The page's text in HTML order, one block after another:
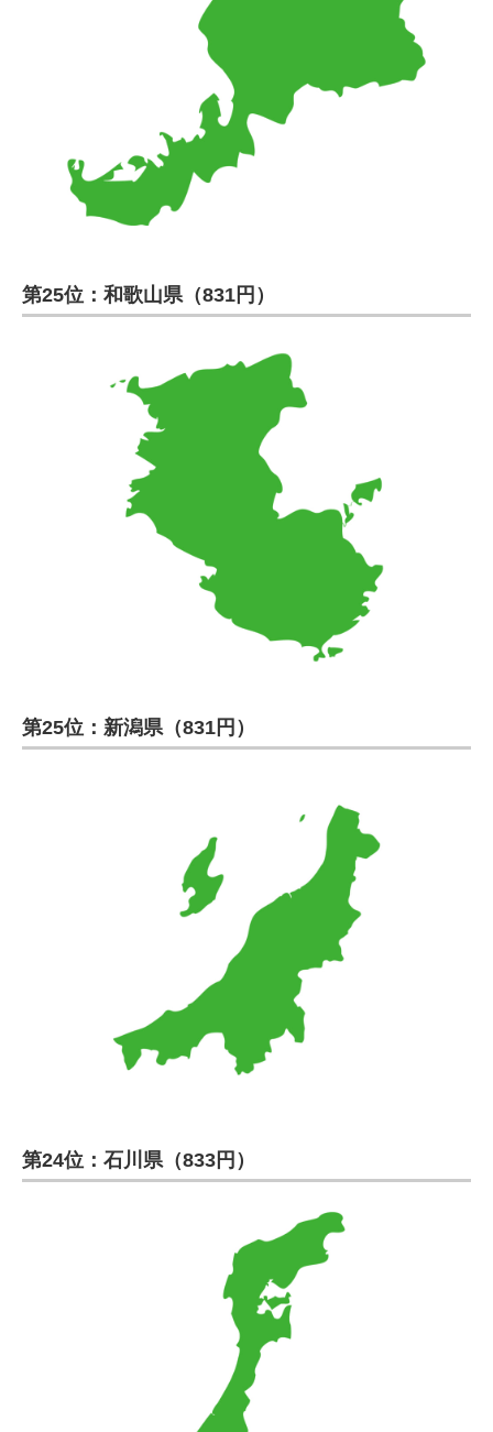
第25位：和歌山県（831円）
第25位：新潟県（831円）
第24位：石川県（833円）